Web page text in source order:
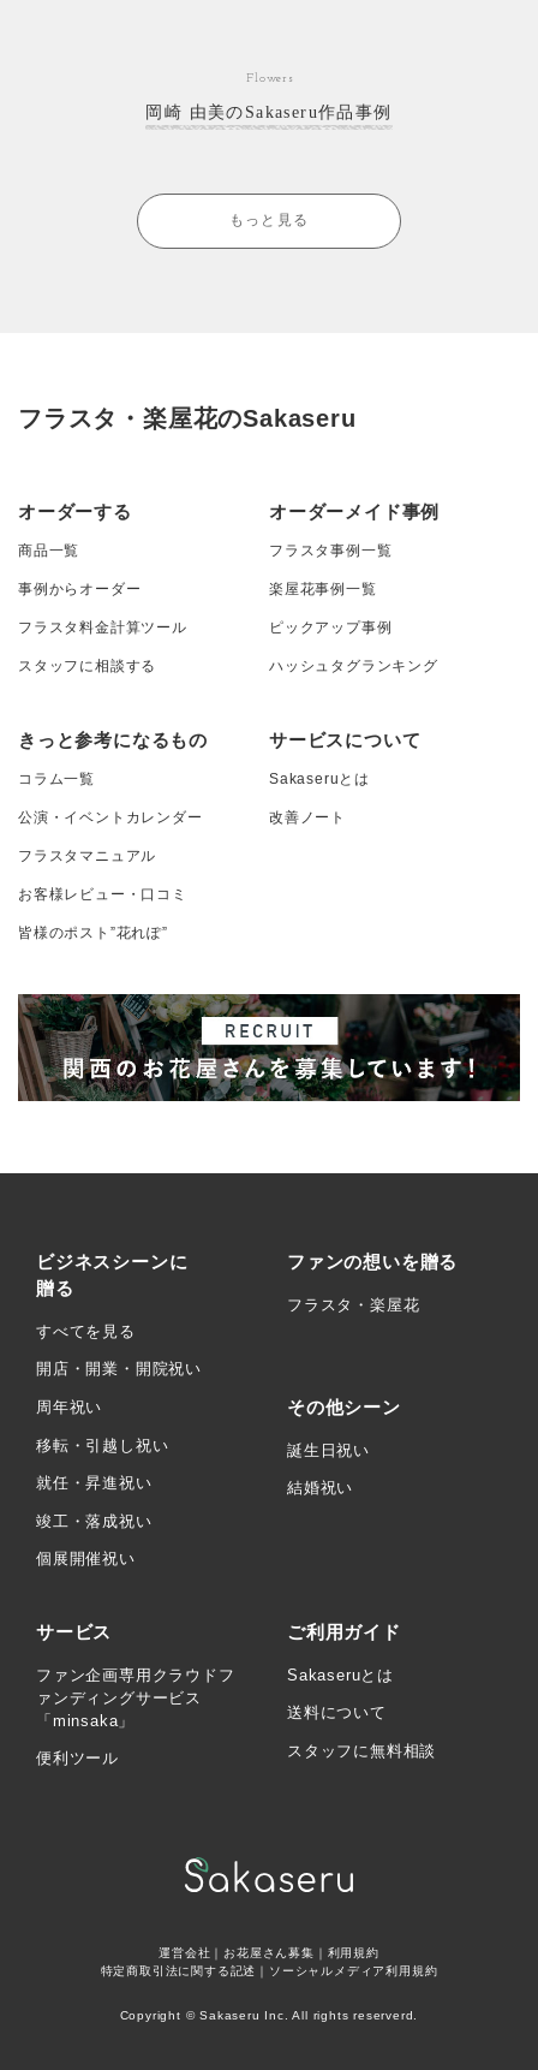
Flowers
岡崎 由美のSakaseru作品事例
もっと見る
フラスタ・楽屋花のSakaseru
オーダーする
商品一覧
事例からオーダー
フラスタ料金計算ツール
スタッフに相談する
オーダーメイド事例
フラスタ事例一覧
楽屋花事例一覧
ピックアップ事例
ハッシュタグランキング
きっと参考になるもの
コラム一覧
公演・イベントカレンダー
フラスタマニュアル
お客様レビュー・口コミ
皆様のポスト”花れぽ”
サービスについて
Sakaseruとは
改善ノート
ビジネスシーンに
贈る
すべてを見る
開店・開業・開院祝い
周年祝い
移転・引越し祝い
就任・昇進祝い
竣工・落成祝い
個展開催祝い
ファンの想いを贈る
フラスタ・楽屋花
その他シーン
誕生日祝い
結婚祝い
サービス
ファン企画専用クラウドフ
ァンディングサービス
「minsaka」
便利ツール
ご利用ガイド
Sakaseruとは
送料について
スタッフに無料相談
運営会社 ｜ お花屋さん募集 ｜ 利用規約
特定商取引法に関する記述 ｜ ソーシャルメディア利用規約
Copyright © Sakaseru Inc. All rights reserverd.